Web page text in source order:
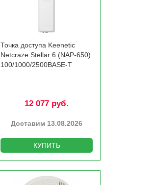
Точка доступа Keenetic
Netcraze Stellar 6 (NAP-650)
100/­1000/­2500BASE-T
12 077 руб.
Доставим 13.08.2026
КУПИТЬ